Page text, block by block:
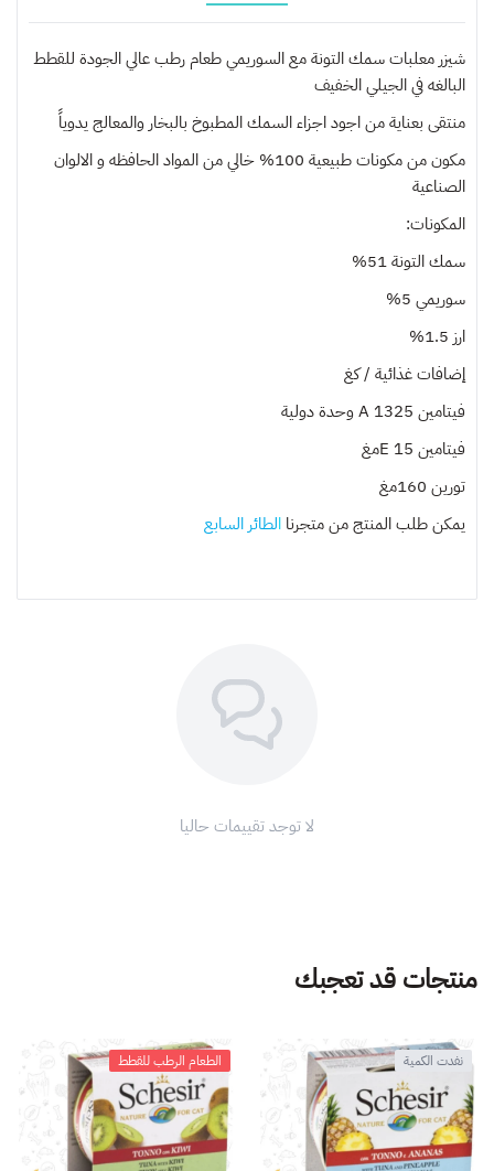
شيزر معلبات سمك التونة مع السوريمي طعام رطب عالي الجودة للقطط
البالغه في الجيلي الخفيف
منتقى بعناية من اجود اجزاء السمك المطبوخ بالبخار والمعالج يدوياً
مكون من مكونات طبيعية 100% خالي من المواد الحافظه و الالوان
الصناعية
المكونات:
سمك التونة 51%
سوريمي 5%
ارز 1.5%
إضافات غذائية / كغ
فيتامين A 1325 وحدة دولية
فيتامين E 15مغ
تورين 160مغ
يمكن طلب المنتج من متجرنا الطائر السابع
لا توجد تقييمات حاليا
منتجات قد تعجبك
نفدت الكمية الطعام الرطب للقطط